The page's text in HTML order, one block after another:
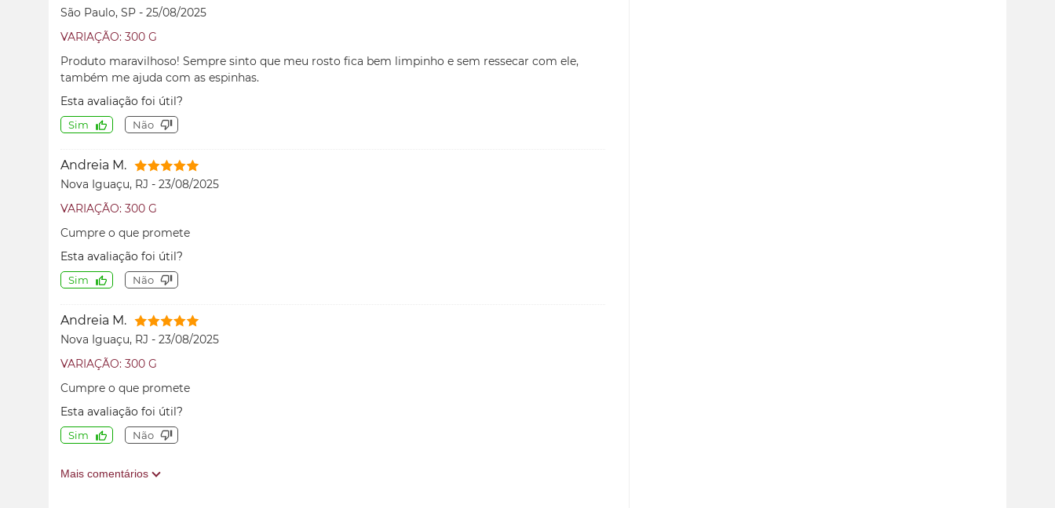
São Paulo, SP - 25/08/2025
VARIAÇÃO: 300 G
Produto maravilhoso! Sempre sinto que meu rosto fica bem limpinho e sem ressecar com ele,
também me ajuda com as espinhas.
Esta avaliação foi útil?
Sim Não
Andreia M.
Nova Iguaçu, RJ - 23/08/2025
VARIAÇÃO: 300 G
Cumpre o que promete
Esta avaliação foi útil?
Sim Não
Andreia M.
Nova Iguaçu, RJ - 23/08/2025
VARIAÇÃO: 300 G
Cumpre o que promete
Esta avaliação foi útil?
Sim Não
Mais comentários